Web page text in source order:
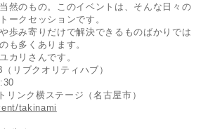
然のもの。このイベントは、そんな日々の
ークセッションです。
歩み寄りだけで解決できるものばかりでは
も多くあります。
カリさんです。
リブクオリティハブ）
リンク横ステージ（名古屋市）
takinami